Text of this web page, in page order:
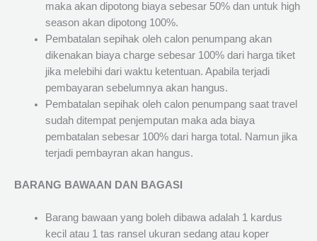
maka akan dipotong biaya sebesar 50% dan untuk high
season akan dipotong 100%.
Pembatalan sepihak oleh calon penumpang akan
dikenakan biaya charge sebesar 100% dari harga tiket
jika melebihi dari waktu ketentuan. Apabila terjadi
pembayaran sebelumnya akan hangus.
Pembatalan sepihak oleh calon penumpang saat travel
sudah ditempat penjemputan maka ada biaya
pembatalan sebesar 100% dari harga total. Namun jika
terjadi pembayran akan hangus.
BARANG BAWAAN DAN BAGASI
Barang bawaan yang boleh dibawa adalah 1 kardus
kecil atau 1 tas ransel ukuran sedang atau koper